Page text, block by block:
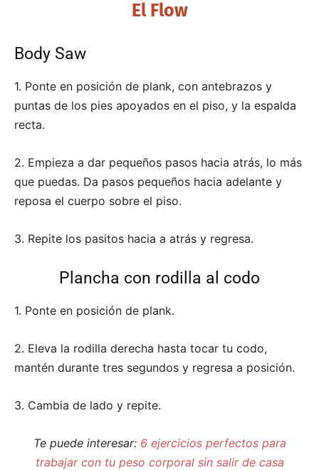
El Flow
Body Saw
1. Ponte en posición de plank, con antebrazos y
puntas de los pies apoyados en el piso, y la espalda
recta.
2. Empieza a dar pequeños pasos hacia atrás, lo más
que puedas. Da pasos pequeños hacia adelante y
reposa el cuerpo sobre el piso.
3. Repite los pasitos hacia a atrás y regresa.
Plancha con rodilla al codo
1. Ponte en posición de plank.
2. Eleva la rodilla derecha hasta tocar tu codo,
mantén durante tres segundos y regresa a posición.
3. Cambia de lado y repite.
Te puede interesar: 6 ejercicios perfectos para
trabajar con tu peso corporal sin salir de casa